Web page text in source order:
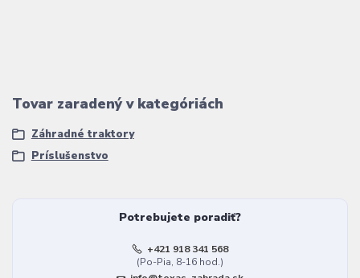
Tovar zaradený v kategóriách
Záhradné traktory
Príslušenstvo
Potrebujete poradiť?
+421 918 341 568
(Po-Pia, 8-16 hod.)